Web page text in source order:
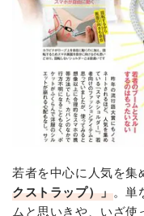
若者を中心に人気を集
クストラップ）」。単
ムと思いきや、いざ使